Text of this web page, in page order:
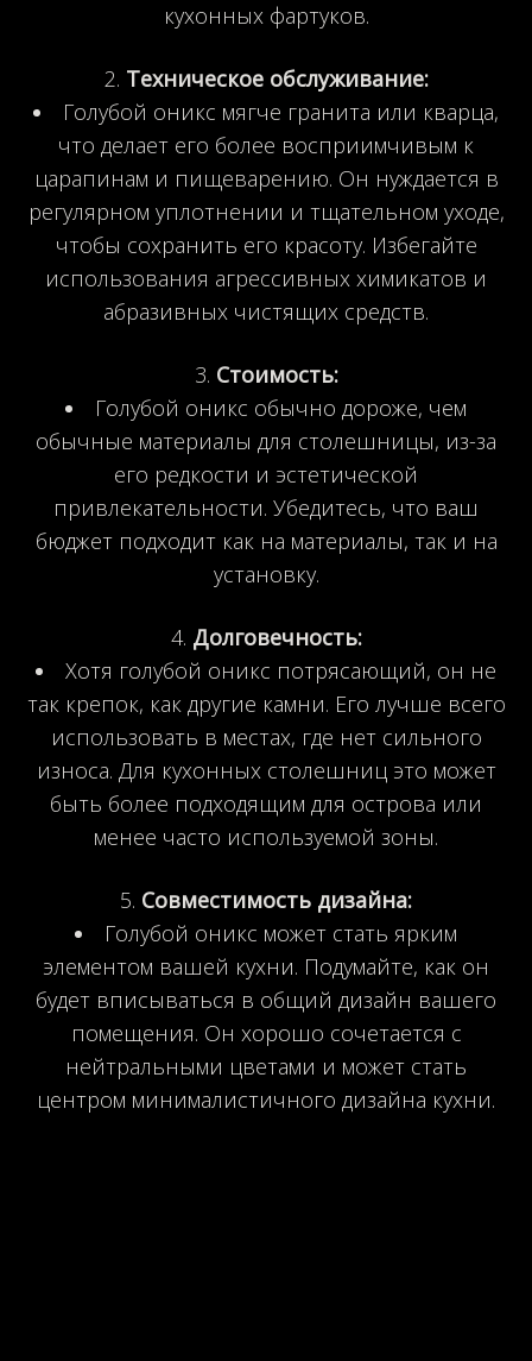
кухонных фартуков.
Техническое обслуживание:
Голубой оникс мягче гранита или кварца,
что делает его более восприимчивым к
царапинам и пищеварению. Он нуждается в
регулярном уплотнении и тщательном уходе,
чтобы сохранить его красоту. Избегайте
использования агрессивных химикатов и
абразивных чистящих средств.
Стоимость:
Голубой оникс обычно дороже, чем
обычные материалы для столешницы, из-за
его редкости и эстетической
привлекательности. Убедитесь, что ваш
бюджет подходит как на материалы, так и на
установку.
Долговечность:
Хотя голубой оникс потрясающий, он не
так крепок, как другие камни. Его лучше всего
использовать в местах, где нет сильного
износа. Для кухонных столешниц это может
быть более подходящим для острова или
менее часто используемой зоны.
Совместимость дизайна:
Голубой оникс может стать ярким
элементом вашей кухни. Подумайте, как он
будет вписываться в общий дизайн вашего
помещения. Он хорошо сочетается с
нейтральными цветами и может стать
центром минималистичного дизайна кухни.